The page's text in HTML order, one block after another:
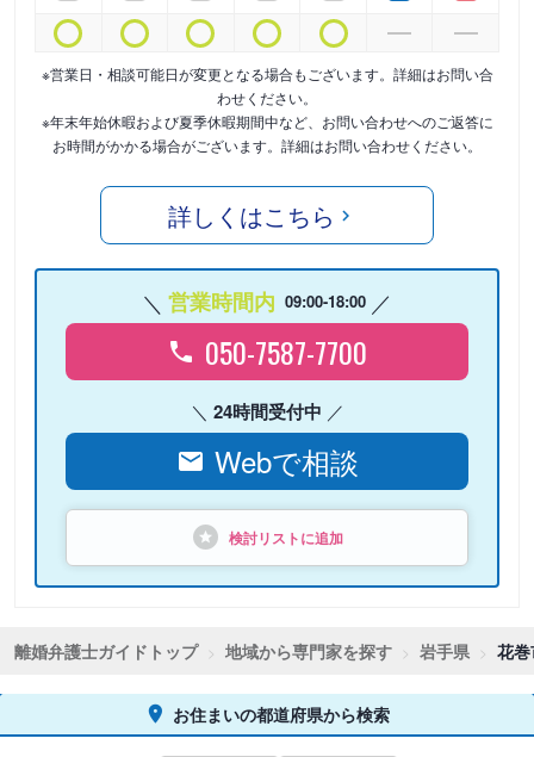
※営業日・相談可能日が変更となる場合もございます。詳細はお問い合
わせください。
※年末年始休暇および夏季休暇期間中など、お問い合わせへのご返答に
お時間がかかる場合がございます。詳細はお問い合わせください。
詳しくはこちら
営業時間内 09:00-18:00
050-7587-7700
24時間受付中
Webで相談
検討リストに追加
離婚弁護士ガイドトップ 地域から専門家を探す 岩手県 花
お住まいの都道府県から検索